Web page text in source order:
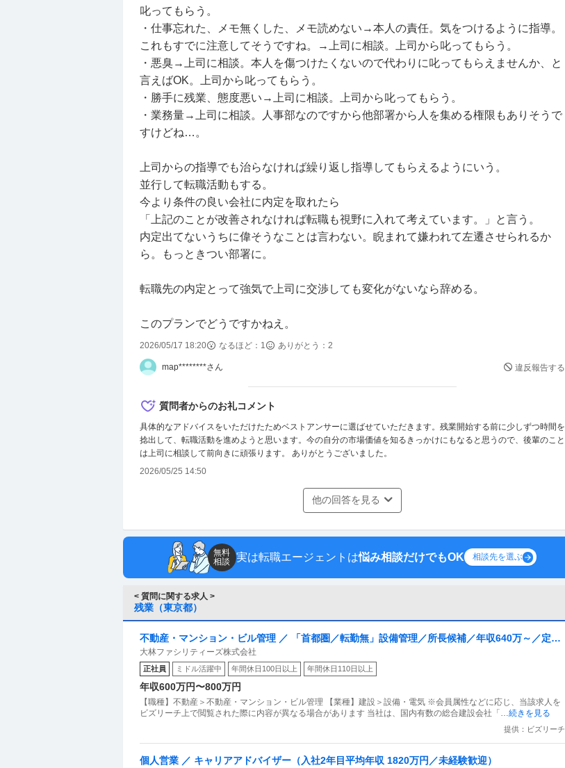
に脱ぎません。そういうところなのではと思いながら、いい香りの保湿ミストでなん
とかやり過ごしています。
②では私が配属された頃から、所要メンバーの6割が退職しています。それでも仕事
の量は変わらないため毎日自転車操業のごとく期限の近いタスクから終わらせること
で精一杯です。
9月末に異動した先輩の引き継ぎと3月末に退職した先輩の引き継ぎを私が行い、今そ
の人たちがこなしていた業務を行なっております。明らかに1人でこなす量ではない
体力もきついです。
異動願いは近日中に募集されるため提出しようと思っていますが、おそらく異動でき
るのは早くても来年の4月になるかと思います。
それであれば第二新卒枠の使える今年中に転職をしようかと悩んでいます。
しかし家族が全員公務員のため、転職についての相談ができません。そんなところも
んな状態でへばっている自分が情けないです。
叱ってもらう。
・仕事忘れた、メモ無くした、メモ読めない→本人の責任。気をつけるように指導。
これもすでに注意してそうですね。→上司に相談。上司から叱ってもらう。
・悪臭→上司に相談。本人を傷つけたくないので代わりに叱ってもらえませんか、と
言えばOK。上司から叱ってもらう。
・勝手に残業、態度悪い→上司に相談。上司から叱ってもらう。
・業務量→上司に相談。人事部なのですから他部署から人を集める権限もありそうで
すけどね…。
上司からの指導でも治らなければ繰り返し指導してもらえるようにいう。
並行して転職活動もする。
今より条件の良い会社に内定を取れたら
「上記のことが改善されなければ転職も視野に入れて考えています。」と言う。
内定出てないうちに偉そうなことは言わない。睨まれて嫌われて左遷させられるか
ら。もっときつい部署に。
転職先の内定とって強気で上司に交渉しても変化がないなら辞める。
このプランでどうですかねえ。
2026/05/17 18:20 なるほど： 1 ありがとう： 2
map********さん 違反報告する
質問者からのお礼コメント
具体的なアドバイスをいただけたためベストアンサーに選ばせていただきます。残業開始する前に少しずつ時間を
捻出して、転職活動を進めようと思います。今の自分の市場価値を知るきっかけにもなると思うので、後輩のこと
は上司に相談して前向きに頑張ります。 ありがとうございました。
2026/05/25 14:50
他の回答を見る
無料
相談
実は転職エージェントは悩み相談だけでもOK 相談先を選ぶ
< 質問に関する求人 >
残業（東京都）
不動産・マンション・ビル管理 ／ 「首都圏／転勤無」設備管理／所長候補／年収640万～／定年
65歳／年間休日126日／福利厚生充実／プライム上場大林組G
大林ファシリティーズ株式会社
正社員 ミドル活躍中 年間休日100日以上 年間休日110日以上
年収600万円〜800万円
【職種】不動産＞不動産・マンション・ビル管理 【業種】建設＞設備・電気 ※会員属性などに応じ、当該求人を
ビズリーチ上で閲覧された際に内容が異なる場合があります 当社は、国内有数の総合建設会社「 …続きを見る
提供：ビズリーチ
個人営業 ／ キャリアアドバイザー（入社2年目平均年収 1820万円／未経験歓迎）